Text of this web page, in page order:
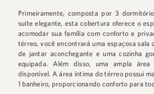
Primeiramente, composta por 3
suíte elegante, esta cobertura oferece o
acomodar sua família com conforto e
térreo, você encontrará uma espaçosa sala
de jantar aconchegante e uma cozinha
equipada. Além disso, uma ampla
disponível. A área íntima do térreo possui
1 banheiro, proporcionando conforto para